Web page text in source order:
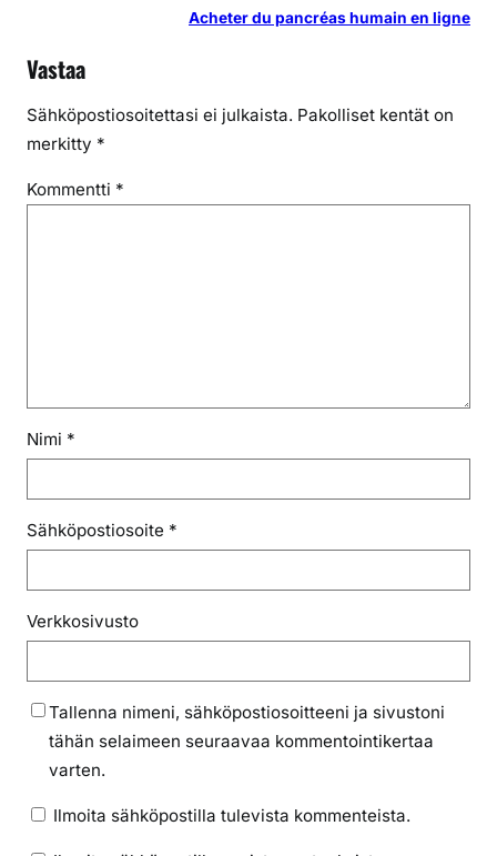
Acheter du pancréas humain en ligne
Vastaa
Sähköpostiosoitettasi ei julkaista. Pakolliset kentät on
merkitty *
Kommentti *
Nimi *
Sähköpostiosoite *
Verkkosivusto
Tallenna nimeni, sähköpostiosoitteeni ja sivustoni
tähän selaimeen seuraavaa kommentointikertaa
varten.
Ilmoita sähköpostilla tulevista kommenteista.